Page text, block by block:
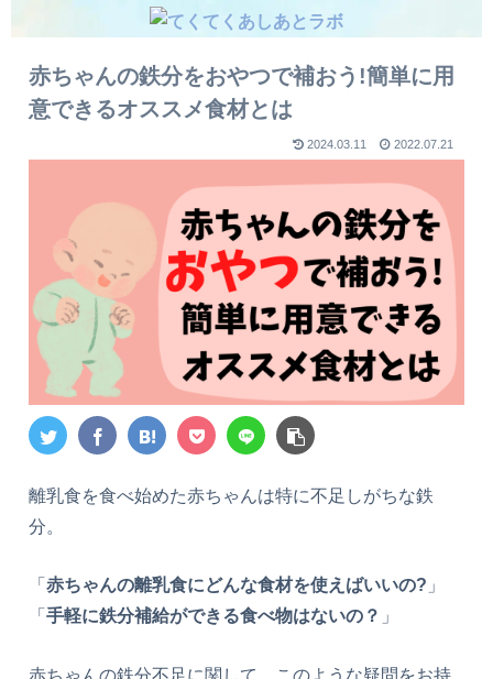
赤ちゃんの鉄分をおやつで補おう!簡単に用
意できるオススメ食材とは
2024.03.11 2022.07.21
離乳食を食べ始めた赤ちゃんは特に不足しがちな鉄
分。
「 赤ちゃんの離乳食にどんな食材を使えばいいの? 」
「 手軽に鉄分補給ができる食べ物はないの？ 」
赤ちゃんの鉄分不足に関して、このような疑問をお持